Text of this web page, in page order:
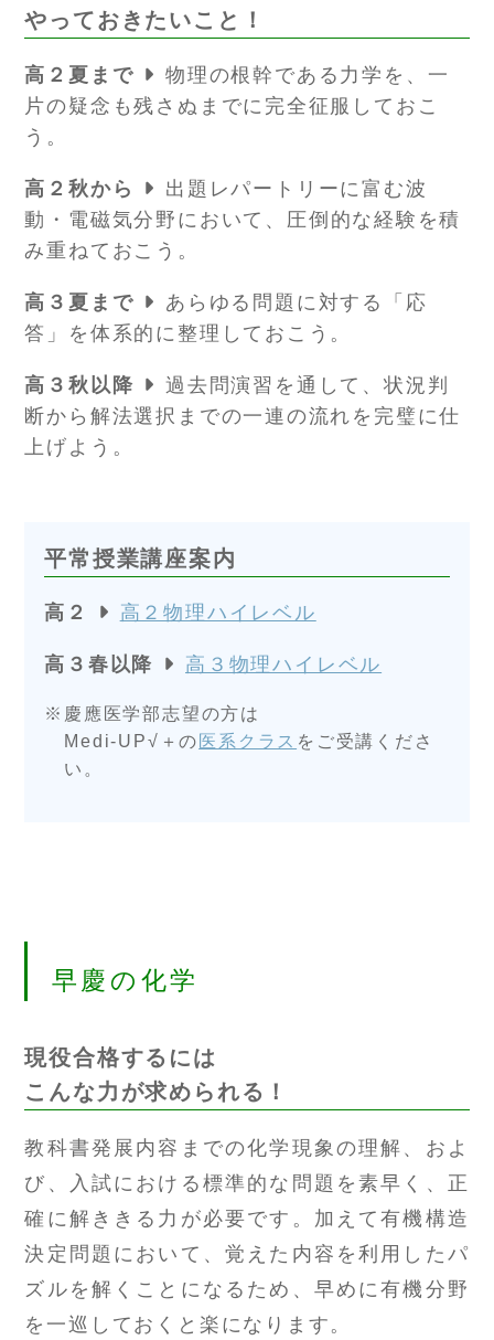
やっておきたいこと！
高２夏まで
物理の根幹である力学を、一
片の疑念も残さぬまでに完全征服しておこ
う。
高２秋から
出題レパートリーに富む波
動・電磁気分野において、 圧倒的な経験を積
み重ねておこう。
高３夏まで
あらゆる問題に対する「応
答」を体系的に整理しておこう。
高３秋以降
過去問演習を通して、状況判
断から解法選択までの一連の流れを完璧に仕
上げよう。
平常授業講座案内
高２ 高２物理ハイレベル
高３春以降 高３物理ハイレベル
慶應医学部志望の方は
Medi-UP√＋の医系クラス をご受講くださ
い。
早慶の化学
現役合格するには
こんな力が求められる！
教科書発展内容までの化学現象の理解、およ
び、入試における標準的な問題を素早く、正
確に解ききる力が必要です。加えて有機構造
決定問題において、覚えた内容を利用したパ
ズルを解くことになるため、早めに有機分野
を一巡しておくと楽になります。